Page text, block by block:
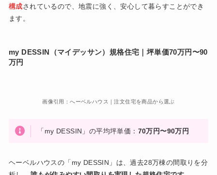
構成されているので、地震に強く、安心して暮らすことができ
ます。
my DESSIN（マイデッサン）規格住宅｜坪単価70万円〜90
万円
画像引用：へーベルハウス｜注文住宅を商品から選ぶ
「my DESSIN」の平均坪単価： 70万円〜90万円
ヘーベルハウスの「my DESSIN」は、過去28万棟の間取りを分